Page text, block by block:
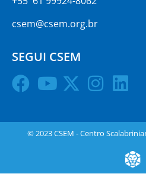
csem@csem.org.br
SEGUI CSEM
© 2023 CSEM - Centro